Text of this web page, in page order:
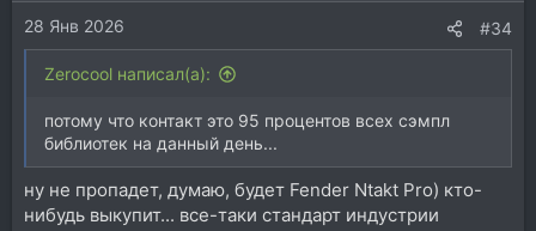
28 Янв 2026 #34
Zerocool написал(а):
потому что контакт это 95 процентов всех сэмпл
библиотек на данный день...
ну не пропадет, думаю, будет Fender Ntakt Pro) кто-
нибудь выкупит... все-таки стандарт индустрии